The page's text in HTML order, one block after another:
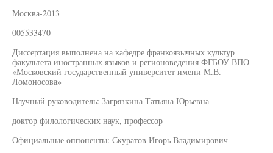
Москва-2013
005533470
Диссертация выполнена на кафедре франкоязычных культур
факультета иностранных языков и регионоведения ФГБОУ ВПО
«Московский государственный университет имени М.В.
Ломоносова»
Научный руководитель: Загрязкина Татьяна Юрьевна
доктор филологических наук, профессор
Официальные оппоненты: Скуратов Игорь Владимирович